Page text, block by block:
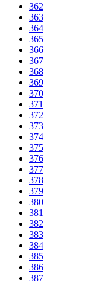
362
363
364
365
366
367
368
369
370
371
372
373
374
375
376
377
378
379
380
381
382
383
384
385
386
387